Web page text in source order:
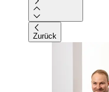
Zurück